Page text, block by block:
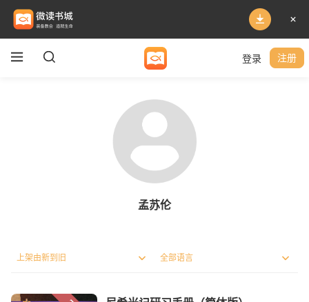
登录 注册
孟苏伦